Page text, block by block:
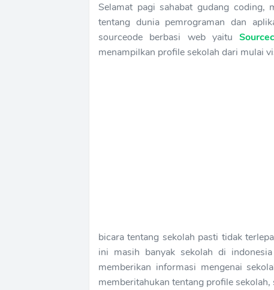
Selamat pagi sahabat gudang
tentang dunia pemrograman dan
sourceode berbasi web yaitu
menampilkan profile sekolah dari mulai
bicara tentang sekolah pasti tidak
ini masih banyak sekolah di
memberikan informasi mengenai
memberitahukan tentang profile